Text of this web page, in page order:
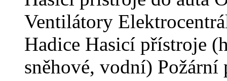
Ventilátory
Hadice Hasicí přístroje
sněhové, vodní)